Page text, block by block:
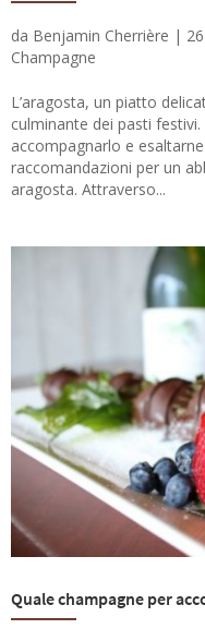
da Benjamin Cherrière |
Champagne
L’aragosta, un piatto
culminante dei pasti
accompagnarlo e
raccomandazioni per un
aragosta. Attraverso...
Quale champagne per